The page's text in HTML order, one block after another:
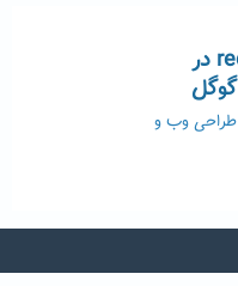
redirect_uri_mismatch در
طراحی وب و